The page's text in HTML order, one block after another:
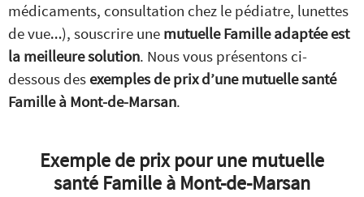
médicaments, consultation chez le pédiatre, lunettes
de vue…), souscrire une mutuelle Famille adaptée est
la meilleure solution. Nous vous présentons ci-
dessous des exemples de prix d’une mutuelle santé
Famille à Mont-de-Marsan.
Exemple de prix pour une mutuelle
santé Famille à Mont-de-Marsan